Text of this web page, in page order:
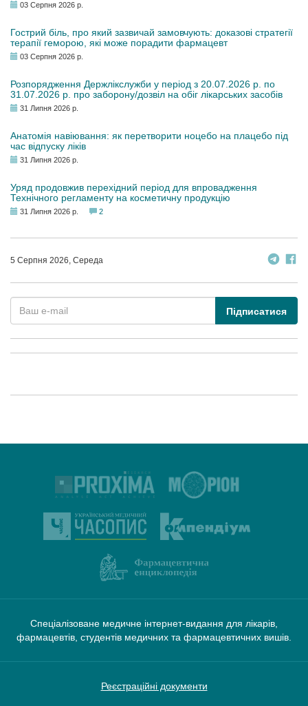
03 Серпня 2026 р.
Гострий біль, про який зазвичай замовчують: доказові стратегії
терапії геморою, які може порадити фармацевт
03 Серпня 2026 р.
Розпорядження Держлікслужби у період з 20.07.2026 р. по
31.07.2026 р. про заборону/дозвіл на обіг лікарських засобів
31 Липня 2026 р.
Анатомія навіювання: як перетворити ноцебо на плацебо під
час відпуску ліків
31 Липня 2026 р.
Уряд продовжив перехідний період для впровадження
Технічного регламенту на косметичну продукцію
31 Липня 2026 р. 2
5 Серпня 2026, Середа
Підписатися
Спеціалізоване медичне інтернет-видання для лікарів,
фармацевтів, студентів медичних та фармацевтичних вишів.
Реєстраційні документи